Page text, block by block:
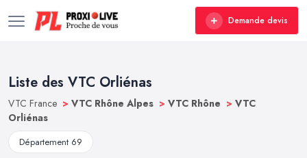
Demande devis
Liste des VTC Orliénas
VTC France > VTC Rhône Alpes > VTC Rhône > VTC
Orliénas
Département 69